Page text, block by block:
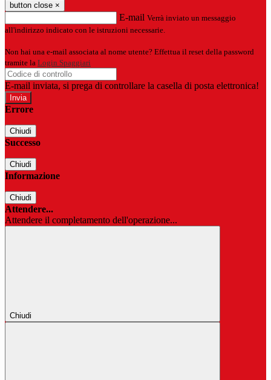
button close ×
E-mail Verrà inviato un messaggio
all'indirizzo indicato con le istruzioni necessarie.
Non hai una e-mail associata al nome utente? Effettua il reset della password
tramite la Login Spaggiari
E-mail inviata, si prega di controllare la casella di posta elettronica!
Errore
Chiudi
Successo
Chiudi
Informazione
Chiudi
Attendere...
Attendere il completamento dell'operazione...
Chiudi